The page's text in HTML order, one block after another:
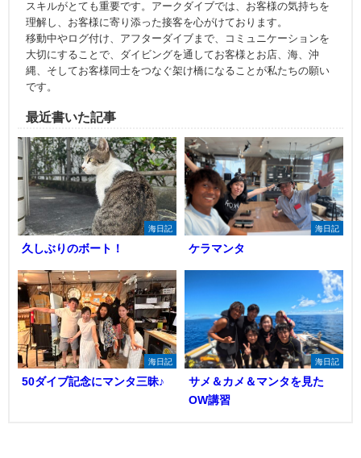
スキルがとても重要です。アークダイブでは、お客様の気持ちを
理解し、お客様に寄り添った接客を心がけております。
移動中やログ付け、アフターダイブまで、コミュニケーションを
大切にすることで、ダイビングを通してお客様とお店、海、沖
縄、そしてお客様同士をつなぐ架け橋になることが私たちの願い
です。
最近書いた記事
海日記
久しぶりのボート！
海日記
ケラマンタ
海日記
50ダイブ記念にマンタ三昧♪
海日記
サメ＆カメ＆マンタを見た
OW講習